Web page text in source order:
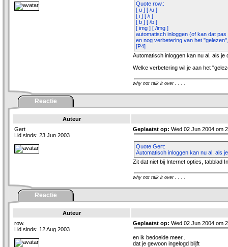
Quote row.:
[ u ] [ /u ]
[ i ] [ /i ]
[ b ] [ /b ]
[ img ] [ /img ]
automatisch inloggen (of kan dat
en nog verbetering van het
[P4]
Automatisch inloggen kan nu al, als
Welke verbetering wil je aan het
why not talk it over . . . .
Reactie
Auteur
Gert
Lid sinds: 23 Jun 2003
Geplaatst op: Wed 02 Jun 2004 om
Quote Gert:
Automatisch inloggen kan nu al, als
Zit dat niet bij Internet opties, tabblad
why not talk it over . . . .
Reactie
Auteur
row.
Lid sinds: 12 Aug 2003
Geplaatst op: Wed 02 Jun 2004 om
en ik bedoelde meer..
dat je gewoon ingelogd blijft